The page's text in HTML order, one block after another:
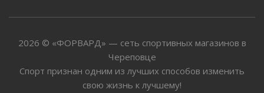
2026 © «ФОРВАРД» — сеть спортивных магазинов в
Череповце
Спорт признан одним из лучших способов изменить
свою жизнь к лучшему!